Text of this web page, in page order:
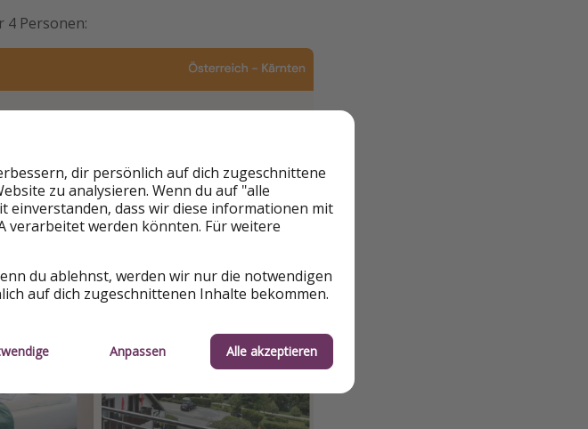
4 Personen:
dir persönlich auf dich zugeschnittene
zu analysieren. Wenn du auf "alle
einverstanden, dass wir diese informationen mit
verarbeitet werden könnten. Für weitere
du ablehnst, werden wir nur die notwendigen
auf dich zugeschnittenen Inhalte bekommen.
Anpassen Alle akzeptieren